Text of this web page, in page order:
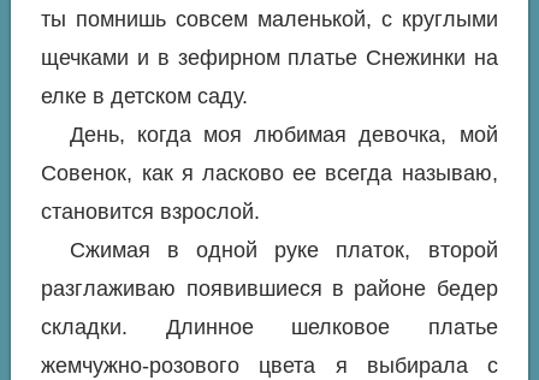
ты помнишь совсем маленькой, с круглыми
щечками и в зефирном платье Снежинки на
елке в детском саду.
День, когда моя любимая девочка, мой
Совенок, как я ласково ее всегда называю,
становится взрослой.
Сжимая в одной руке платок, второй
разглаживаю появившиеся в районе бедер
складки. Длинное шелковое платье
жемчужно-розового цвета я выбирала с